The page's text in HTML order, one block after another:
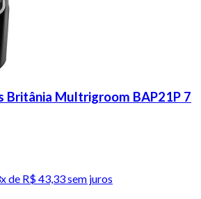
Britânia Multrigroom BAP21P 7
de R$ 43,33 sem juros